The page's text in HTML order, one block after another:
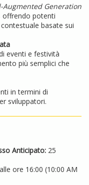
Augmented Generation
potenti
basate sui
eventi e festività
più semplici che
in termini di
sviluppatori.
Anticipato: 25
ore 16:00 (10:00 AM